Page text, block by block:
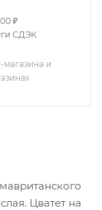
₽
СДЭК.
магазина и
Цватет на